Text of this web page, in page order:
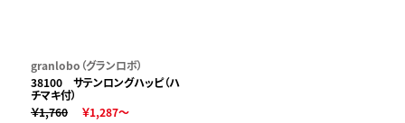
granlobo（グランロボ）
38100 サテンロングハッピ（ハ
チマキ付）
￥1,760
￥1,287～